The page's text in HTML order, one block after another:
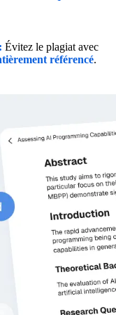
Évitez le plagiat avec
référencé.